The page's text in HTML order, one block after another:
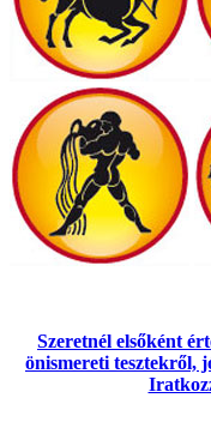
Szeretnél elsőként
önismereti tesztekről,